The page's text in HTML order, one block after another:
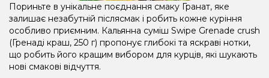
Пориньте в унікальне поєднання смаку Гранат, яке
залишає незабутній післясмак і робить кожне куріння
особливо приємним. Кальянна суміш Swipe Grenade crush
(Гренаді краш, 250 г) пропонує глибокі та яскраві нотки,
що робить його кращим вибором для курців, які шукають
нові смакові відчуття.